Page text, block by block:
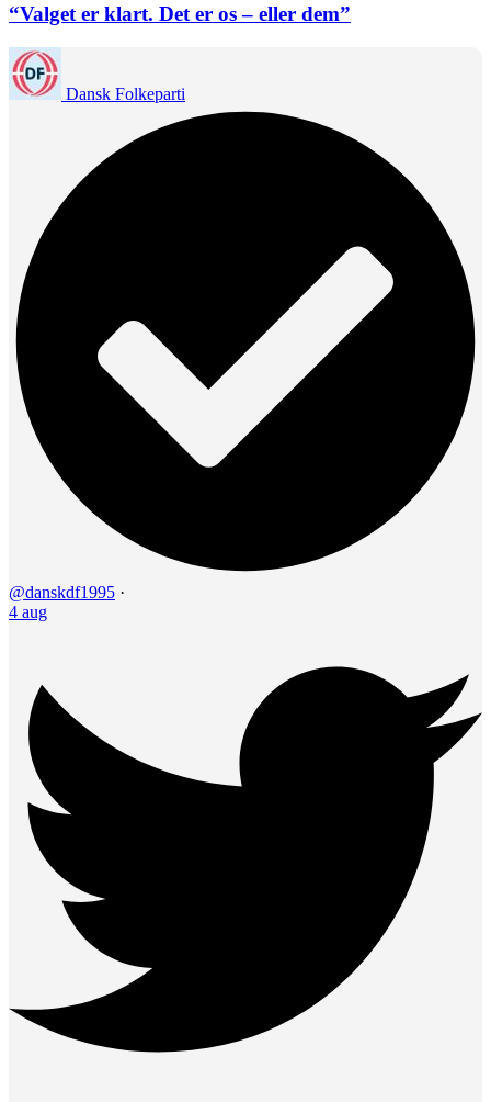
“Valget er klart. Det er os – eller dem”
Dansk Folkeparti
@danskdf1995 ·
4 aug